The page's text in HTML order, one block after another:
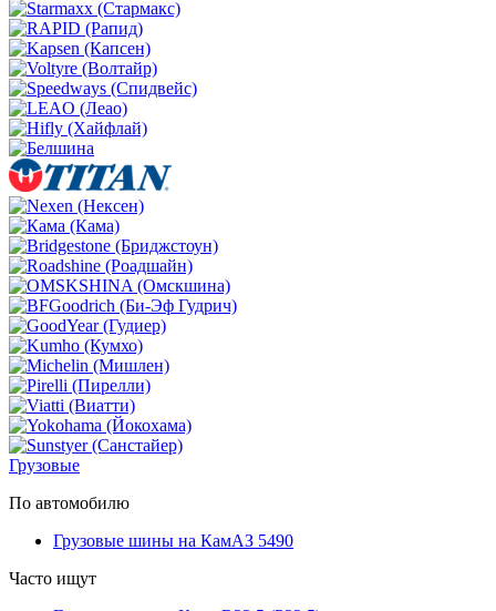
Грузовые
По автомобилю
Грузовые шины на КамАЗ 5490
Часто ищут